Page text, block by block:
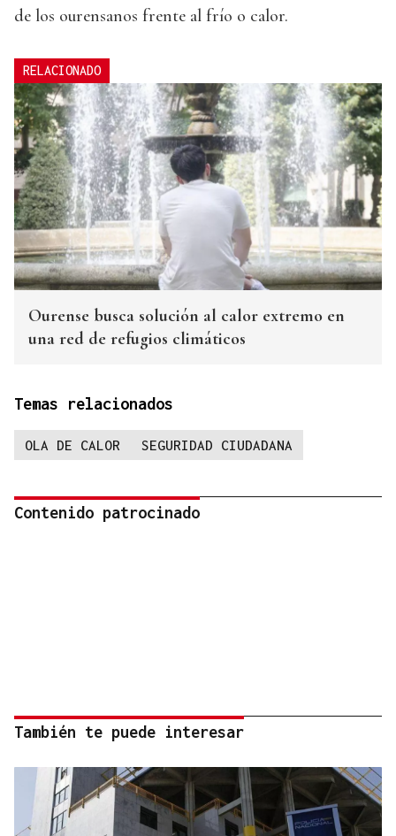
de los ourensanos frente al frío o calor.
RELACIONADO
Ourense busca solución al calor extremo en
una red de refugios climáticos
Temas relacionados
OLA DE CALOR SEGURIDAD CIUDADANA
Contenido patrocinado
También te puede interesar